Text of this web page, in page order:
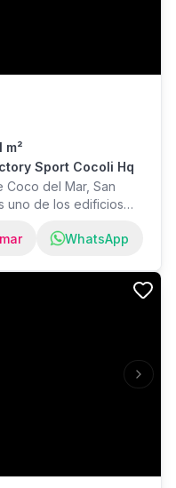
m²
Sport Cocoli Hq
del Mar, San
uno de los edificios
por su
y moderno. Este
su diseño
inteligente que
WhatsApp
Next